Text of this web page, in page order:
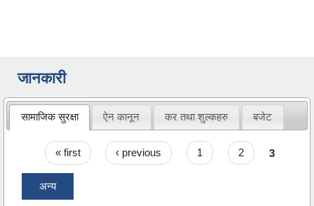
जानकारी
सामाजिक सुरक्षा ऐन कानून कर तथा शुल्कहरु बजेट
Pages
« first ‹ previous 1 2 3
अन्य